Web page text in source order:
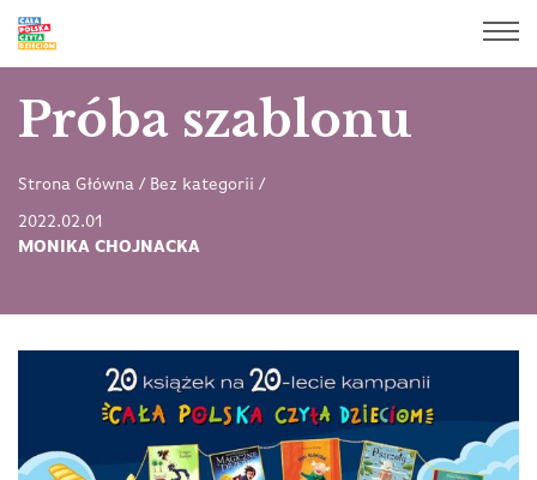
Próba szablonu
Strona Główna / Bez kategorii /
2022.02.01
MONIKA CHOJNACKA